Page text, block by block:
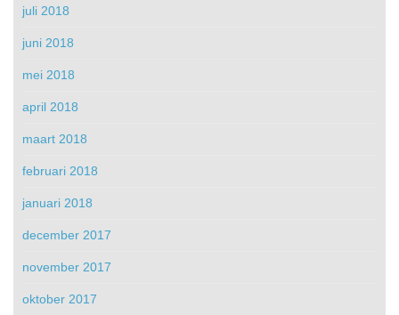
juli 2018
juni 2018
mei 2018
april 2018
maart 2018
februari 2018
januari 2018
december 2017
november 2017
oktober 2017